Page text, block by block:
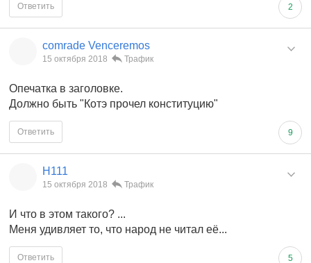
2
Ответить
comrade Venceremos
15 октября 2018 Трафик
Опечатка в заголовке.
Должно быть "Котэ прочел конституцию"
9
Ответить
Н111
15 октября 2018 Трафик
И что в этом такого? ...
Меня удивляет то, что народ не читал её...
5
Ответить